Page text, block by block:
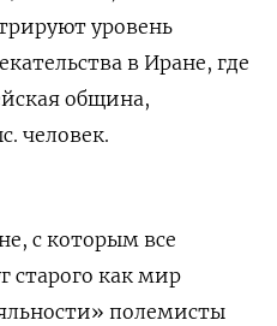
уровень
в Иране, где
община,
человек.
с которым все
старого как мир
полемисты